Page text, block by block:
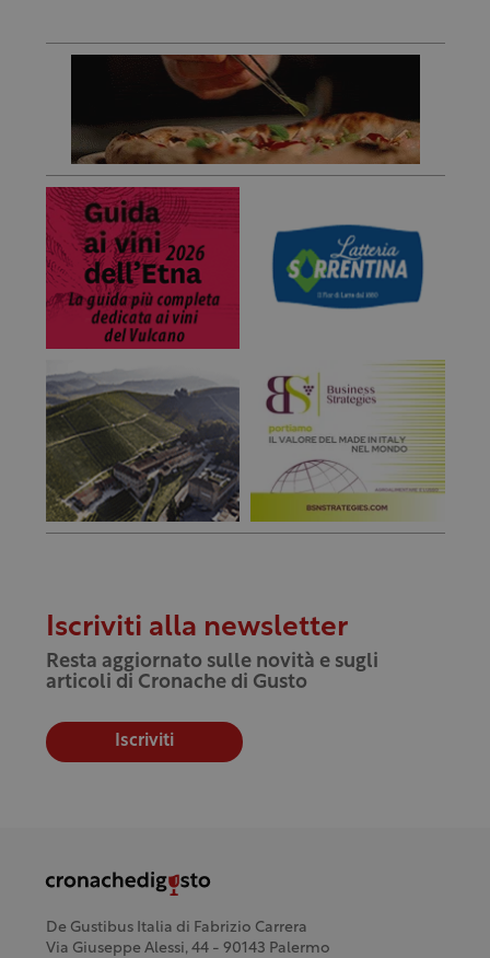
Iscriviti alla newsletter
Resta aggiornato sulle novità e sugli
articoli di Cronache di Gusto
Iscriviti
De Gustibus Italia di Fabrizio Carrera
Via Giuseppe Alessi, 44 - 90143 Palermo